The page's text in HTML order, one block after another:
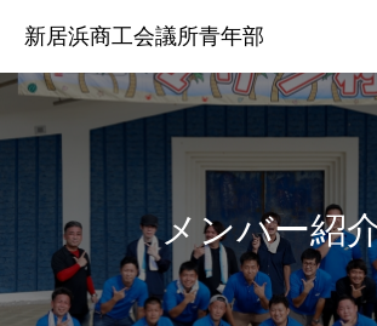
新居浜商工会議所青年部
メンバー紹